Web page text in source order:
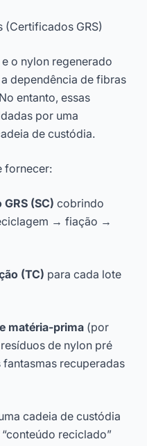
(Certificados GRS)
o nylon regenerado
dependência de fibras
entanto, essas
por uma
de custódia.
fornecer:
(SC) cobrindo
→ fiação →
(TC) para cada lote
matéria-prima (por
de nylon pré
recuperadas
cadeia de custódia
reciclado”